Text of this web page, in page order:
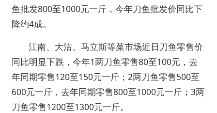
鱼批发800至1000元一斤，今年刀鱼批发价同比下
降约4成。
江南、大沽、马立斯等菜市场近日刀鱼零售价
同比明显下跌，今年1两刀鱼零售80至100元，去
年同期零售120至150元一斤；2两刀鱼零售500至
600元一斤，去年同期零售800至1000元一斤；3两
刀鱼零售1200至1300元一斤。